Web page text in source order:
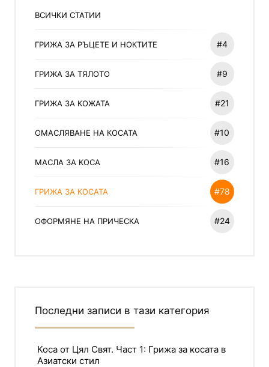
ВСИЧКИ СТАТИИ
ГРИЖА ЗА РЪЦЕТЕ И НОКТИТЕ #4
ГРИЖА ЗА ТЯЛОТО #9
ГРИЖА ЗА КОЖАТА #21
ОМАСЛЯВАНЕ НА КОСАТА #10
МАСЛА ЗА КОСА #16
ГРИЖА ЗА КОСАТА #78
ОФОРМЯНЕ НА ПРИЧЕСКА #24
Последни записи в тази категория
Коса от Цял Свят. Част 1: Грижа за косата в
Азиатски стил